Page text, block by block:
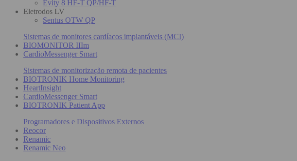
Evity 8 HF-T QP/HF-T
Eletrodos LV
Sentus OTW QP
Sistemas de monitores cardíacos implantáveis (MCI)
BIOMONITOR IIIm
CardioMessenger Smart
Sistemas de monitorização remota de pacientes
BIOTRONIK Home Monitoring
HeartInsight
CardioMessenger Smart
BIOTRONIK Patient App
Programadores e Dispositivos Externos
Reocor
Renamic
Renamic Neo